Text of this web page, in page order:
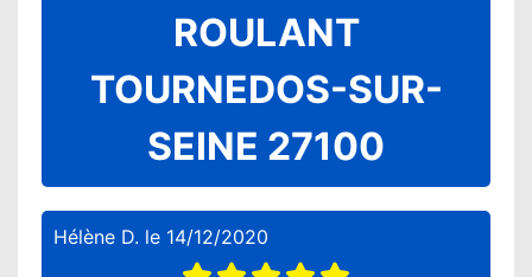
ROULANT
TOURNEDOS-SUR-
SEINE 27100
Hélène D. le 14/12/2020